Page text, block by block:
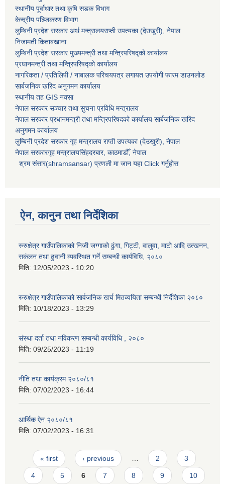
स्थानीय पूर्वाधार तथा कृषि सडक विभाग
केन्द्रीय पञ्जिकरण विभाग
लुम्बिनी प्रदेश सरकार अर्थ मन्त्रालयराप्ती उपत्यका (देउखुरी), नेपाल
निजामती किताबखाना
लुम्बिनी प्रदेश सरकार मुख्यमन्त्री तथा मन्त्रिपरिषद्को कार्यालय
प्रधानमन्त्री तथा मन्त्रिपरिषद्को कार्यालय
नागरिकता / प्रतिलिपी / नाबालक परिचयपत्र लगायत उपयोगी फारम डाउनलोड
सार्बजनिक खरिद अनुगमन कार्यालय
स्थानीय तह GIS नक्सा
नेपाल सरकारसञ्चार तथा सुचना प्रविधि मन्त्रालय
नेपाल सरकार प्रधानमन्त्री तथा मन्त्रिपरिषदको कार्यालय सार्बजनिक खरिद
अनुगमन कार्यालय
लुम्बिनी प्रदेश सरकार गृह मन्त्रालय राप्ती उपत्यका (देउखुरी), नेपाल
नेपाल सरकारगृह मन्त्रालयसिंहदरबार, काठमाडौँ, नेपाल
श्रम संसार(shramsansar) प्रणली मा जान यहा Click गर्नुहोस
ऐन, कानुन तथा निर्देशिका
रुरुक्षेत्र गाउँपालिकाको निजी जग्गाको ढुंगा, गिट्टी, वालुवा, माटो आदि उत्खनन,
सकंलन तथा ढुवानी व्यवस्थित गर्ने सम्बन्धी कार्यविधि, २०८०
मिति: 12/05/2023 - 10:20
रुरुक्षेत्र गाउँपालिकाको सार्वजनिक खर्च मितव्ययिता सम्बन्धी निर्देशिका २०८०
मिति: 10/18/2023 - 13:29
संस्था दर्ता तथा नविकरण सम्बन्धी कार्यविधि , २०८०
मिति: 09/25/2023 - 11:19
नीति तथा कार्यक्रम २०८०/८१
मिति: 07/02/2023 - 16:44
आर्थिक ऐन २०८०/८१
मिति: 07/02/2023 - 16:31
Pages
« first ‹ previous 2 3
4 5 6 7 8 9 10